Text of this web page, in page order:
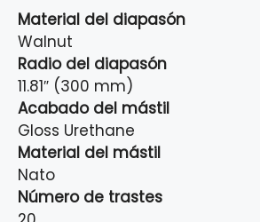
Material del diapasón
Walnut
Radio del diapasón
11.81″ (300 mm)
Acabado del mástil
Gloss Urethane
Material del mástil
Nato
Número de trastes